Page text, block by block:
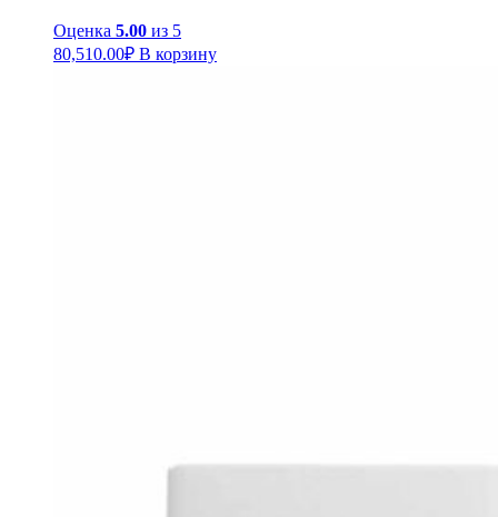
Оценка 5.00 из 5
80,510.00₽ В корзину